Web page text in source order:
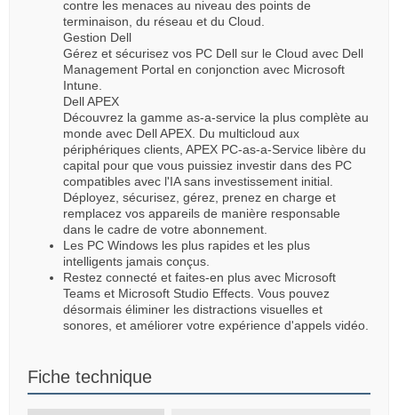
contre les menaces au niveau des points de
terminaison, du réseau et du Cloud.
Gestion Dell
Gérez et sécurisez vos PC Dell sur le Cloud avec Dell
Management Portal en conjonction avec Microsoft
Intune.
Dell APEX
Découvrez la gamme as-a-service la plus complète au
monde avec Dell APEX. Du multicloud aux
périphériques clients, APEX PC-as-a-Service libère du
capital pour que vous puissiez investir dans des PC
compatibles avec l'IA sans investissement initial.
Déployez, sécurisez, gérez, prenez en charge et
remplacez vos appareils de manière responsable
dans le cadre de votre abonnement.
Les PC Windows les plus rapides et les plus
intelligents jamais conçus.
Restez connecté et faites-en plus avec Microsoft
Teams et Microsoft Studio Effects. Vous pouvez
désormais éliminer les distractions visuelles et
sonores, et améliorer votre expérience d'appels vidéo.
Fiche technique